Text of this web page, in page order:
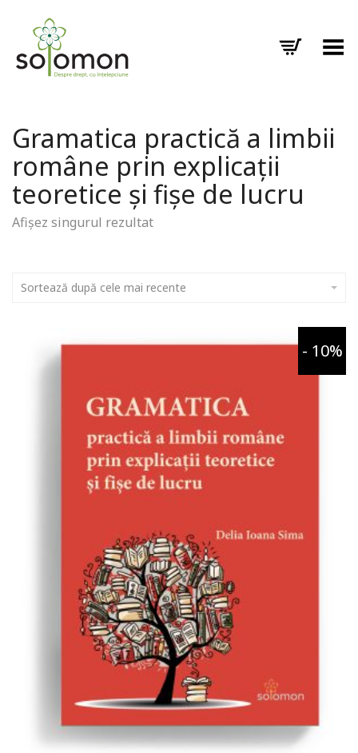
Toggle Menu
Gramatica practică a limbii
române prin explicații
teoretice și fișe de lucru
Afișez singurul rezultat
Sortează după cele mai recente
- 10%